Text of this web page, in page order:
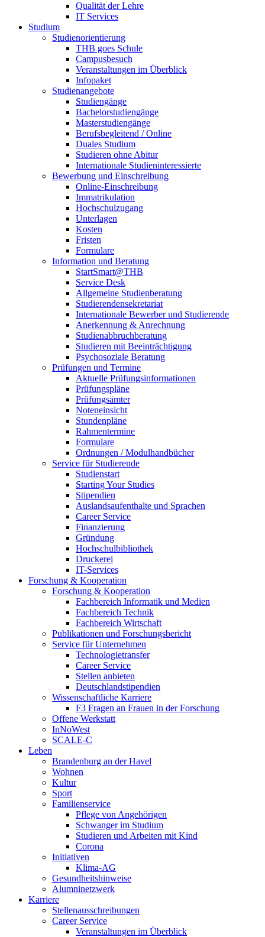
Qualität der Lehre
IT Services
Studium
Studienorientierung
THB goes Schule
Campusbesuch
Veranstaltungen im Überblick
Infopaket
Studienangebote
Studiengänge
Bachelorstudiengänge
Masterstudiengänge
Berufsbegleitend / Online
Duales Studium
Studieren ohne Abitur
Internationale Studieninteressierte
Bewerbung und Einschreibung
Online-Einschreibung
Immatrikulation
Hochschulzugang
Unterlagen
Kosten
Fristen
Formulare
Information und Beratung
StartSmart@THB
Service Desk
Allgemeine Studienberatung
Studierendensekretariat
Internationale Bewerber und Studierende
Anerkennung & Anrechnung
Studienabbruchberatung
Studieren mit Beeinträchtigung
Psychosoziale Beratung
Prüfungen und Termine
Aktuelle Prüfungsinformationen
Prüfungspläne
Prüfungsämter
Noteneinsicht
Stundenpläne
Rahmentermine
Formulare
Ordnungen / Modulhandbücher
Service für Studierende
Studienstart
Starting Your Studies
Stipendien
Auslandsaufenthalte und Sprachen
Career Service
Finanzierung
Gründung
Hochschulbibliothek
Druckerei
IT-Services
Forschung & Kooperation
Forschung & Kooperation
Fachbereich Informatik und Medien
Fachbereich Technik
Fachbereich Wirtschaft
Publikationen und Forschungsbericht
Service für Unternehmen
Technologietransfer
Career Service
Stellen anbieten
Deutschlandstipendien
Wissenschaftliche Karriere
F3 Fragen an Frauen in der Forschung
Offene Werkstatt
InNoWest
SCALE-C
Leben
Brandenburg an der Havel
Wohnen
Kultur
Sport
Familienservice
Pflege von Angehörigen
Schwanger im Studium
Studieren und Arbeiten mit Kind
Corona
Initiativen
Klima-AG
Gesundheitshinweise
Alumninetzwerk
Karriere
Stellenausschreibungen
Career Service
Veranstaltungen im Überblick